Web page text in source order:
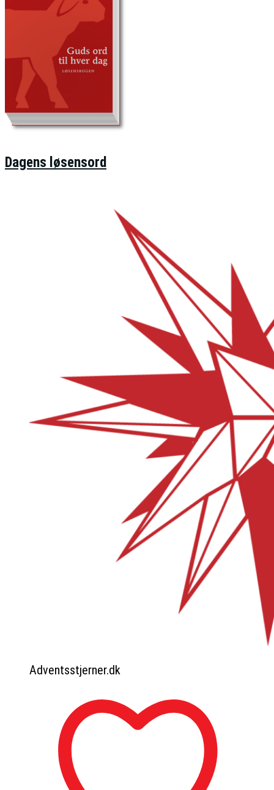
Dagens løsensord
Adventsstjerner.dk